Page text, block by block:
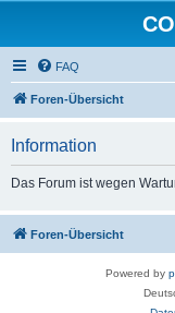
FAQ
Foren-Übersicht
Information
Das Forum ist wegen
Foren-Übersicht
Powered by